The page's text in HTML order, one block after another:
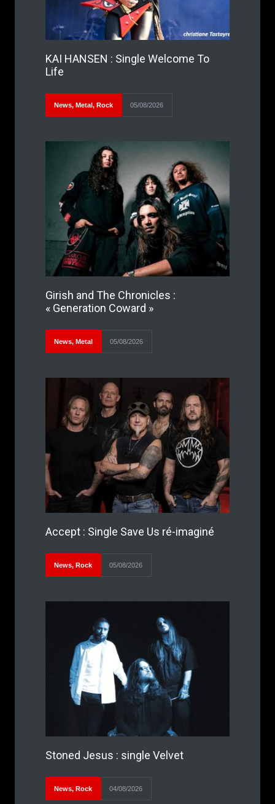
KAI HANSEN : Single Welcome To
Life
News, Metal, Rock 05/08/2026
Girish and The Chronicles :
« Generation Coward »
News, Metal 05/08/2026
Accept : Single Save Us ré-imaginé
News, Rock 05/08/2026
Stoned Jesus : single Velvet
News, Rock 04/08/2026